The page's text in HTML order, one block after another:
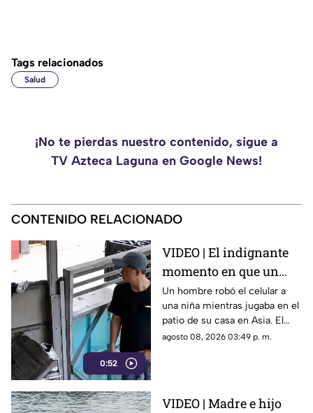
Tags relacionados
Salud
¡No te pierdas nuestro contenido, sigue a
TV Azteca Laguna en Google News!
CONTENIDO RELACIONADO
0:52
VIDEO | El indignante
momento en que un
hombre roba el celular
a una niña en su propia
casa
Un hombre robó el celular a
una niña mientras jugaba en el
patio de su casa en Asia. El
video viral muestra cómo
agosto 08, 2026 03:49 p. m.
VIDEO | Madre e hijo